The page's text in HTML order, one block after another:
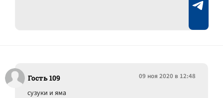
Гость 109 09 ноя 2020 в 12:48
сузуки и яма